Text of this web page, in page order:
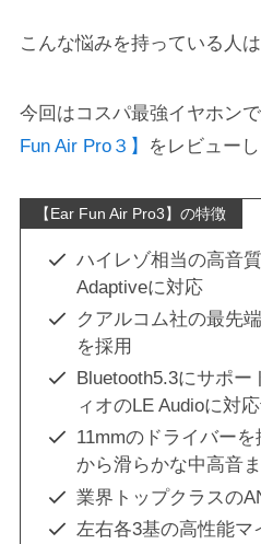
こんな悩みを持っている人
今回はコスパ最強イヤホン
Fun Air Pro３】
をレビュー
【Ear Fun Air Pro3】の特徴
ハイレゾ相当の高音
Adaptiveに対応
クアルコム社の最先
を採用
Bluetooth5.3にサポー
ィオのLE Audioに対
11mmのドライバー
から滑らかな中高音
業界トップクラスの
左右各3基の高性能